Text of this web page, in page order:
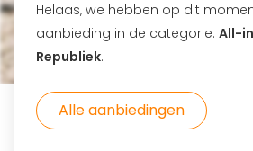
Helaas, we hebben op dit
aanbieding in de categorie: All-
Republiek.
Alle aanbiedingen